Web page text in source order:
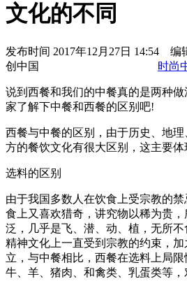
文化的不同
发布时间 2017年12月27日 14:54
创中国
时尚
说到西餐和我们的中餐真的是两种
家了解下中餐和西餐的区别吧!
西餐与中餐的区别，由于历史、地
方的餐饮文化有很大区别，这主要体
选料的区别
由于我国多数人在饮食上受宗教的
食上又喜欢猎奇，讲究物以稀为贵
泛，几乎是飞、潜、动、植，无所
精神文化上一直受到宗教的约束，
立，与中餐相比，西餐在选料上局
牛、羊、猪肉、和禽类、乳蛋类等，